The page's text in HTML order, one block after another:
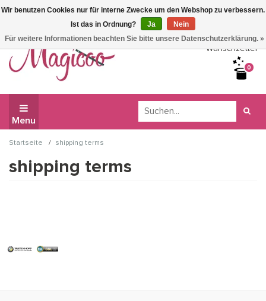
Wir haben Betriebsferien, daher können Sie derzeit nicht
bestellen.
Wunschzettel
0
Menu
Startseite / shipping terms
shipping terms
Wir benutzen Cookies nur für interne Zwecke um den Webshop zu verbessern.
Ist das in Ordnung?
Ja
Nein
Für weitere Informationen beachten Sie bitte unsere Datenschutzerklärung. »